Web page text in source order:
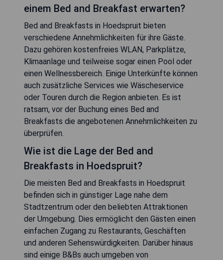
einem Bed and Breakfast erwarten?
Bed and Breakfasts in Hoedspruit bieten
verschiedene Annehmlichkeiten für ihre Gäste.
Dazu gehören kostenfreies WLAN, Parkplätze,
Klimaanlage und teilweise sogar einen Pool oder
einen Wellnessbereich. Einige Unterkünfte können
auch zusätzliche Services wie Wäscheservice
oder Touren durch die Region anbieten. Es ist
ratsam, vor der Buchung eines Bed and
Breakfasts die angebotenen Annehmlichkeiten zu
überprüfen.
Wie ist die Lage der Bed and
Breakfasts in Hoedspruit?
Die meisten Bed and Breakfasts in Hoedspruit
befinden sich in günstiger Lage nahe dem
Stadtzentrum oder den beliebten Attraktionen
der Umgebung. Dies ermöglicht den Gästen einen
einfachen Zugang zu Restaurants, Geschäften
und anderen Sehenswürdigkeiten. Darüber hinaus
sind einige B&Bs auch umgeben von